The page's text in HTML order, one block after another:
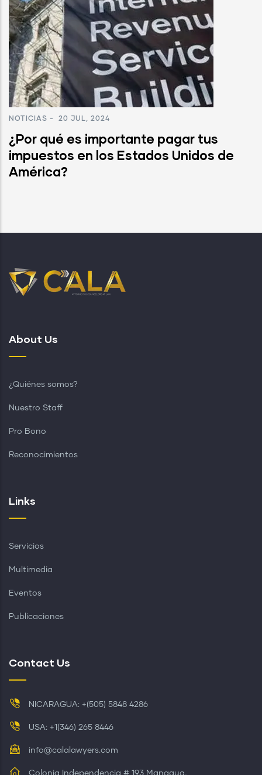
NOTICIAS - 20 JUL, 2024
¿Por qué es importante pagar tus
impuestos en los Estados Unidos de
América?
About Us
¿Quiénes somos?
Nuestro Staff
Pro Bono
Reconocimientos
Links
Servicios
Multimedia
Eventos
Publicaciones
Contact Us
NICARAGUA: +(505) 5848 4286
USA: +1(346) 265 8446
info@calalawyers.com
Colonia Independencia # 193 Managua,